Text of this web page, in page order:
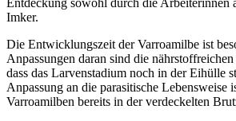
Entdeckung sowohl durch die Arbeiterinnen
Imker.
Die Entwicklungszeit der Varroamilbe ist
Anpassungen daran sind die
dass das Larvenstadium noch in der Eihülle
Anpassung an die parasitische Lebensweise
Varroamilben bereits in der verdeckelten